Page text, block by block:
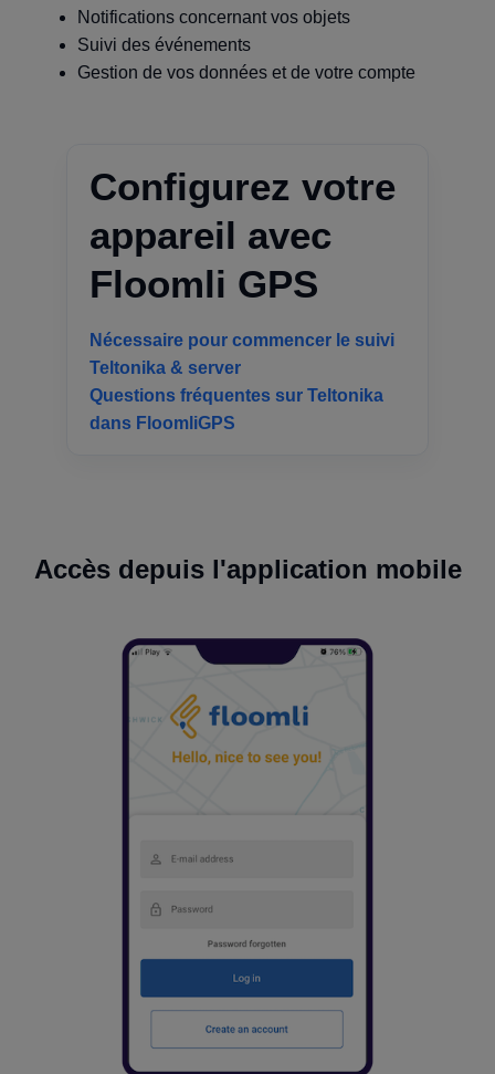
Notifications concernant vos objets
Suivi des événements
Gestion de vos données et de votre compte
Configurez votre
appareil avec
Floomli GPS
Nécessaire pour commencer le suivi
Teltonika & server
Questions fréquentes sur Teltonika
dans FloomliGPS
Accès depuis l'application mobile